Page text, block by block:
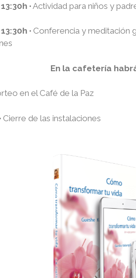
· Actividad para niños y
· Conferencia y meditación
En la cafetería
en el Café de la Paz
Cierre de las instalaciones